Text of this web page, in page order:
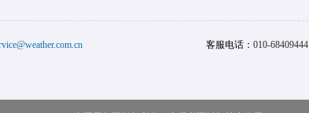
客服电话： 010-68409444